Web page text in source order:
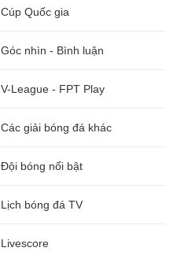
Cúp Quốc gia
Góc nhìn - Bình luận
V-League - FPT Play
Các giải bóng đá khác
Đội bóng nổi bật
Lịch bóng đá TV
Livescore